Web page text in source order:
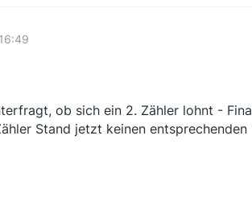
ob sich ein 2. Zähler lohnt -
Stand jetzt keinen